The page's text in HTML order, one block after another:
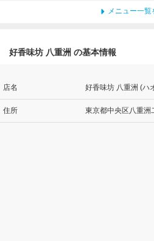
メニュー一覧
好香味坊 八重洲 の基本情報
店名 好香味坊 八重洲 (ハ
住所 東京都中央区八重洲